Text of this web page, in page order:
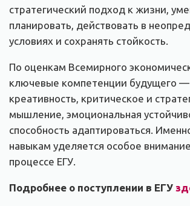
стратегический подход к жизни,
планировать, действовать в
условиях и сохранять стойкость.
По оценкам Всемирного
ключевые компетенции будущего —
креативность, критическое и
мышление, эмоциональная
способность адаптироваться.
навыкам уделяется особое
процессе ЕГУ.
Подробнее о поступлении в ЕГУ